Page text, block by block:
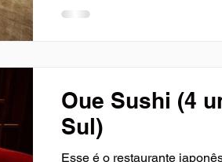
Oue Sushi (4
Sul)
Esse é o restaurante